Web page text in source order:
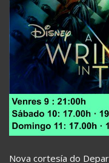
Nova cortesía do